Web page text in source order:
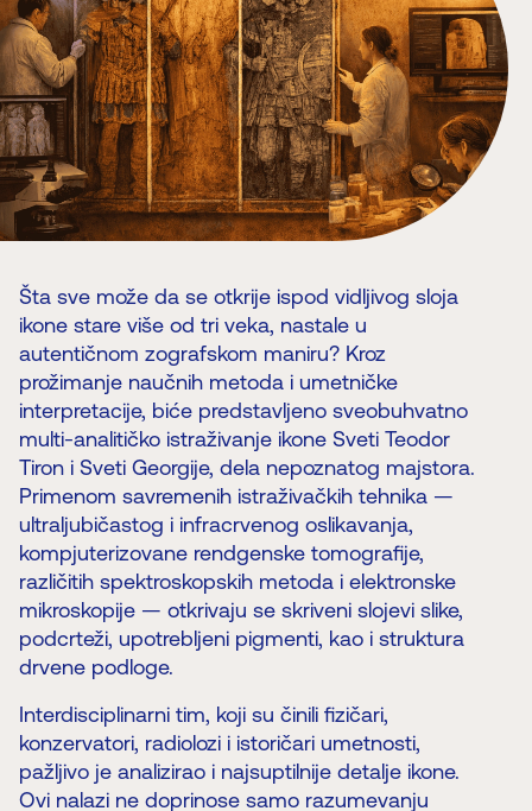
Šta sve može da se otkrije ispod vidljivog sloja
ikone stare više od tri veka, nastale u
autentičnom zografskom maniru? Kroz
prožimanje naučnih metoda i umetničke
interpretacije, biće predstavljeno sveobuhvatno
multi-analitičko istraživanje ikone Sveti Teodor
Tiron i Sveti Georgije, dela nepoznatog majstora.
Primenom savremenih istraživačkih tehnika —
ultraljubičastog i infracrvenog oslikavanja,
kompjuterizovane rendgenske tomografije,
različitih spektroskopskih metoda i elektronske
mikroskopije — otkrivaju se skriveni slojevi slike,
podcrteži, upotrebljeni pigmenti, kao i struktura
drvene podloge.
Interdisciplinarni tim, koji su činili fizičari,
konzervatori, radiolozi i istoričari umetnosti,
pažljivo je analizirao i najsuptilnije detalje ikone.
Ovi nalazi ne doprinose samo razumevanju